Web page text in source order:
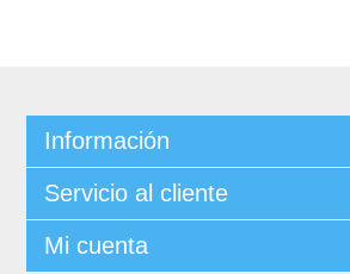
Información
Servicio al cliente
Mi cuenta